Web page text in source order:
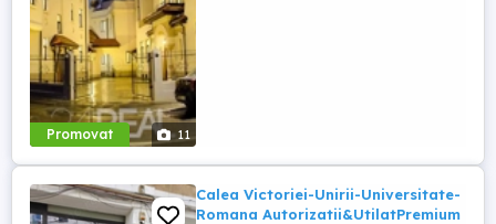
Promovat 11
Calea Victoriei-Unirii-Universitate-
Romana Autorizatii&UtilatPremium